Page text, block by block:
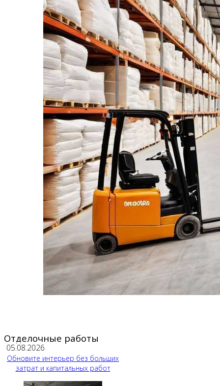
Отделочные работы
05.08.2026
Обновите интерьер без больших
затрат и капитальных работ